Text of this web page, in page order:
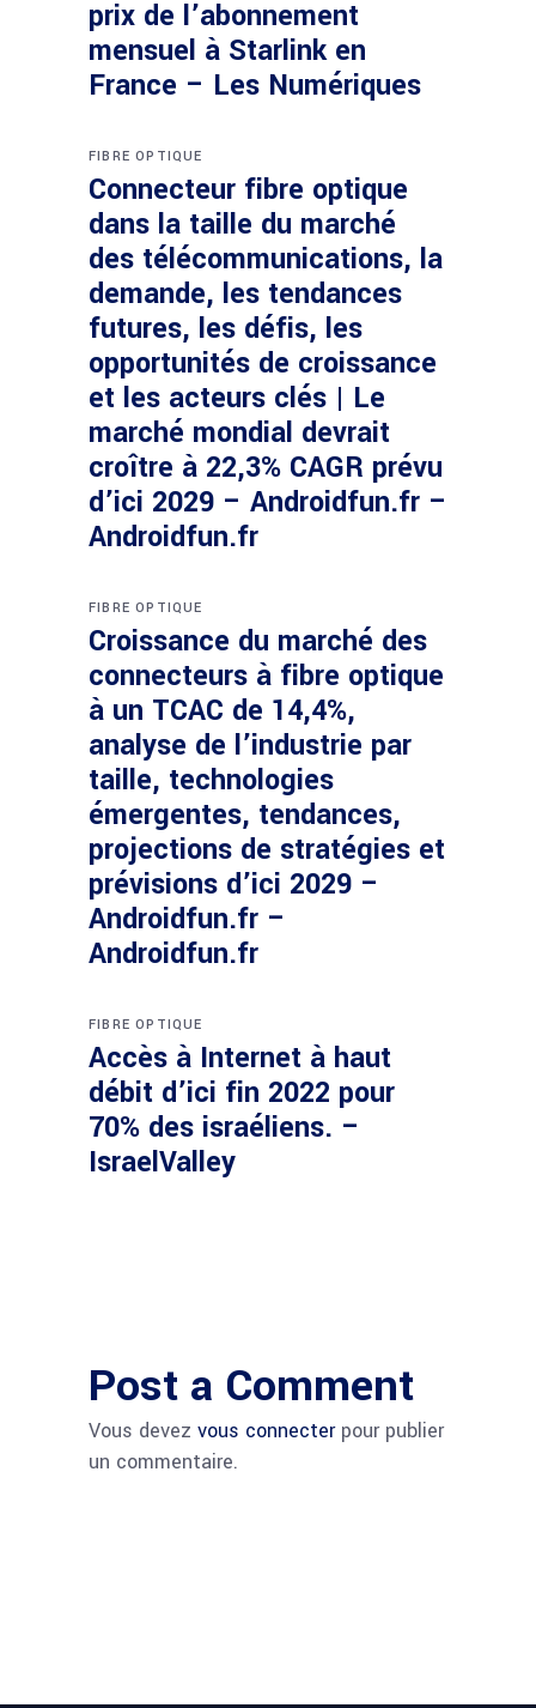
prix de l’abonnement
mensuel à Starlink en
France – Les Numériques
FIBRE OPTIQUE
Connecteur fibre optique
dans la taille du marché
des télécommunications, la
demande, les tendances
futures, les défis, les
opportunités de croissance
et les acteurs clés | Le
marché mondial devrait
croître à 22,3% CAGR prévu
d’ici 2029 – Androidfun.fr –
Androidfun.fr
FIBRE OPTIQUE
Croissance du marché des
connecteurs à fibre optique
à un TCAC de 14,4%,
analyse de l’industrie par
taille, technologies
émergentes, tendances,
projections de stratégies et
prévisions d’ici 2029 –
Androidfun.fr –
Androidfun.fr
FIBRE OPTIQUE
Accès à Internet à haut
débit d’ici fin 2022 pour
70% des israéliens. –
IsraelValley
Post a Comment
Vous devez vous connecterpour publier
un commentaire.